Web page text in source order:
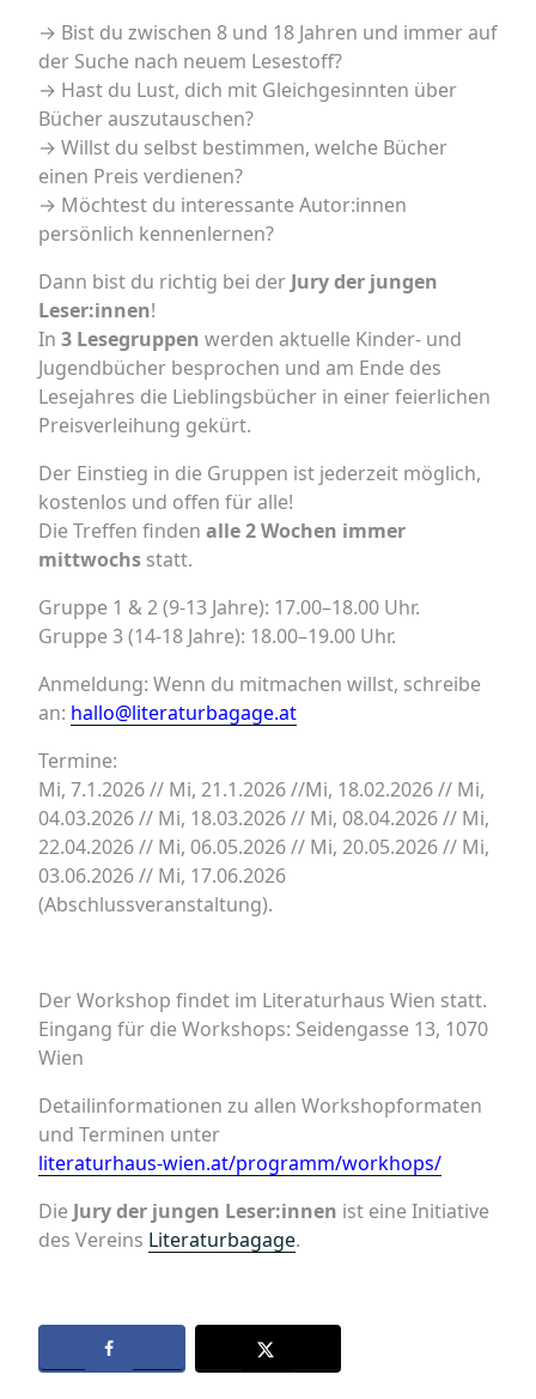
→ Bist du zwischen 8 und 18 Jahren und immer auf
der Suche nach neuem Lesestoff?
→ Hast du Lust, dich mit Gleichgesinnten über
Bücher auszutauschen?
→ Willst du selbst bestimmen, welche Bücher
einen Preis verdienen?
→ Möchtest du interessante Autor:innen
persönlich kennenlernen?
Dann bist du richtig bei der Jury der jungen
Leser:innen!
In 3 Lesegruppen werden aktuelle Kinder- und
Jugendbücher besprochen und am Ende des
Lesejahres die Lieblingsbücher in einer feierlichen
Preisverleihung gekürt.
Der Einstieg in die Gruppen ist jederzeit möglich,
kostenlos und offen für alle!
Die Treffen finden alle 2 Wochen immer
mittwochs statt.
Gruppe 1 & 2 (9-13 Jahre): 17.00–18.00 Uhr.
Gruppe 3 (14-18 Jahre): 18.00–19.00 Uhr.
Anmeldung: Wenn du mitmachen willst, schreibe
an: hallo@literaturbagage.at
Termine:
Mi, 7.1.2026 // Mi, 21.1.2026 //Mi, 18.02.2026 // Mi,
04.03.2026 // Mi, 18.03.2026 // Mi, 08.04.2026 // Mi,
22.04.2026 // Mi, 06.05.2026 // Mi, 20.05.2026 // Mi,
03.06.2026 // Mi, 17.06.2026
(Abschlussveranstaltung).
Der Workshop findet im Literaturhaus Wien statt.
Eingang für die Workshops: Seidengasse 13, 1070
Wien
Detailinformationen zu allen Workshopformaten
und Terminen unter
literaturhaus-wien.at/programm/workhops/
Die Jury der jungen Leser:innen ist eine Initiative
des Vereins Literaturbagage.